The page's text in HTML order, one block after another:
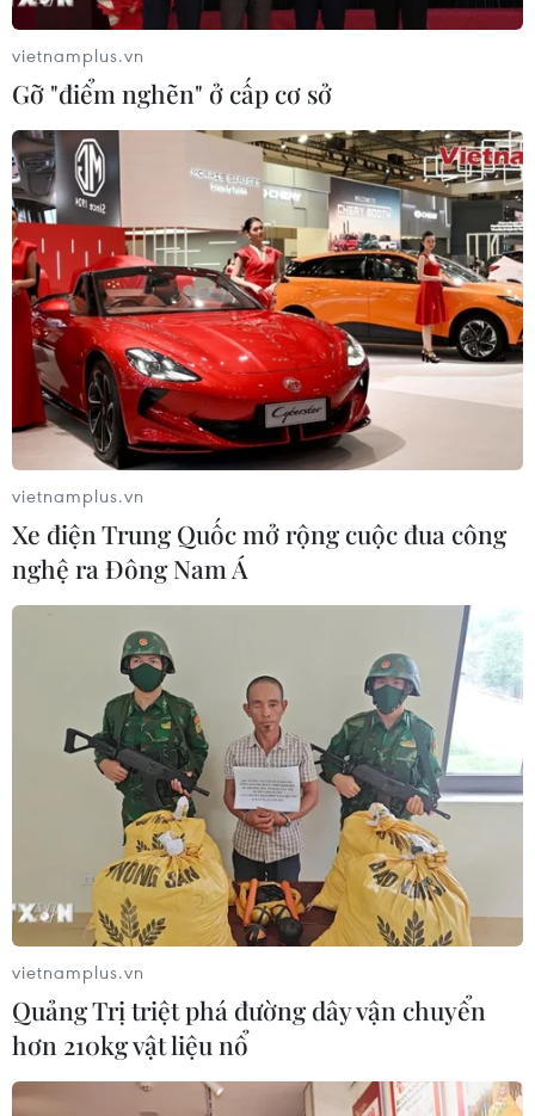
TIN CÙNG CHUYÊN MỤC
ASC 2026: Tiếp lửa đam mê khoa học
cho thế hệ trẻ Việt Nam
vietnamplus.vn
Gỡ "điểm nghẽn" ở cấp cơ sở
vietnamplus.vn
Xe điện Trung Quốc mở rộng cuộc đua công
nghệ ra Đông Nam Á
vietnamplus.vn
Quảng Trị triệt phá đường dây vận chuyển
hơn 210kg vật liệu nổ